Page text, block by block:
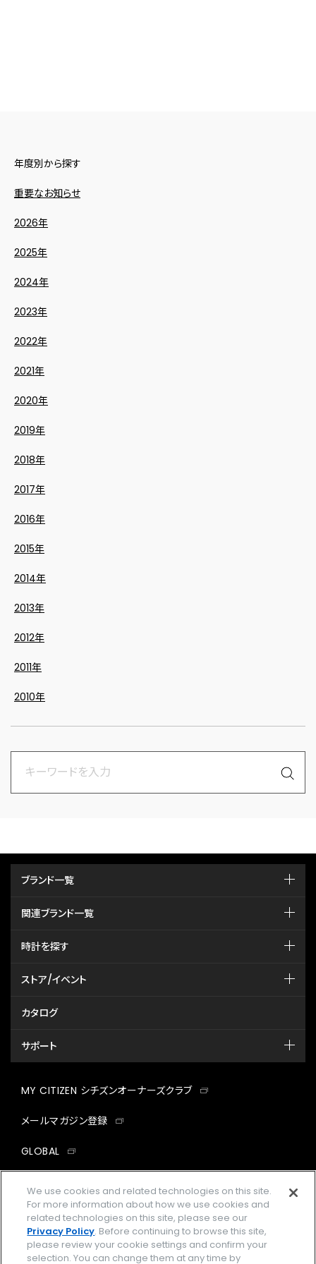
年度別から探す
重要なお知らせ
2026年
2025年
2024年
2023年
2022年
2021年
2020年
2019年
2018年
2017年
2016年
2015年
2014年
2013年
2012年
2011年
2010年
ブランド一覧
関連ブランド一覧
時計を探す
ストア/イベント
カタログ
サポート
MY CITIZEN シチズンオーナーズクラブ
メールマガジン登録
GLOBAL
facebookinstagramtwitter
企業情報 ご利用規約
We use cookies and related technologies on this site.
For more information about how we use cookies and
related technologies on this site, please see our
Privacy Policy. Before continuing to browse this site,
please review your cookie settings and confirm your
selection. You can change them at any time by